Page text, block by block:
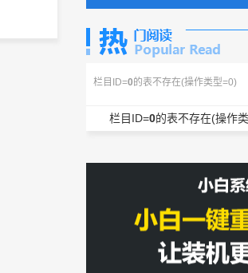
栏目ID=0 的表不存在(操作类型=0)
栏目ID=0的表不存在(操作